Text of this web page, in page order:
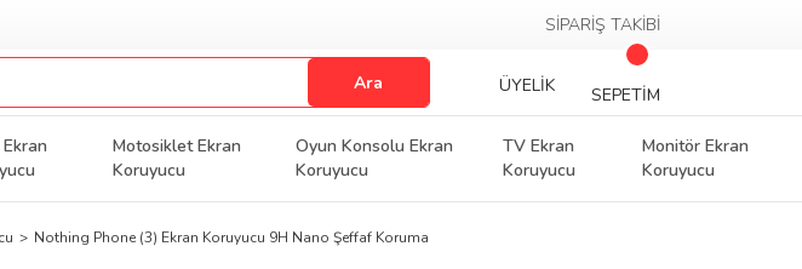
SİPARİŞ TAKİBİ
Ara ÜYELİK SEPETİM
Motosiklet Ekran
Koruyucu
Oyun Konsolu Ekran
Koruyucu
TV Ekran
Koruyucu
Monitör Ekran
Koruyucu
Nothing Phone (3) Ekran Koruyucu 9H Nano Şeffaf Koruma